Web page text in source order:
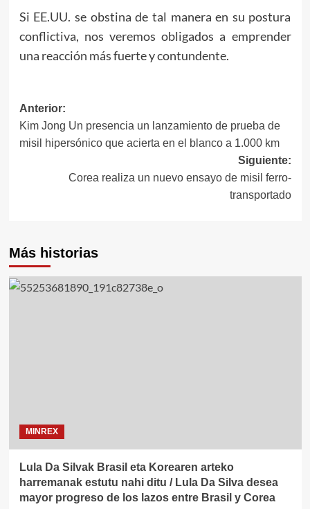
Si EE.UU. se obstina de tal manera en su postura
conflictiva, nos veremos obligados a emprender
una reacción más fuerte y contundente.
Navegación
de
entradas
Anterior:
Kim Jong Un presencia un lanzamiento de prueba de
misil hipersónico que acierta en el blanco a 1.000 km
Siguiente:
Corea realiza un nuevo ensayo de misil ferro-
transportado
Más historias
MINREX
Lula Da Silvak Brasil eta Korearen arteko
harremanak estutu nahi ditu / Lula Da Silva desea
mayor progreso de los lazos entre Brasil y Corea